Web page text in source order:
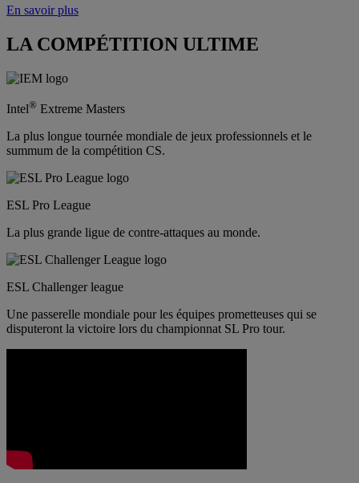
En savoir plus
LA COMPÉTITION ULTIME
Intel® Extreme Masters
La plus longue tournée mondiale de jeux professionnels et le
summum de la compétition CS.
ESL Pro League
La plus grande ligue de contre-attaques au monde.
ESL Challenger league
Une passerelle mondiale pour les équipes prometteuses qui se
disputeront la victoire lors du championnat SL Pro tour.